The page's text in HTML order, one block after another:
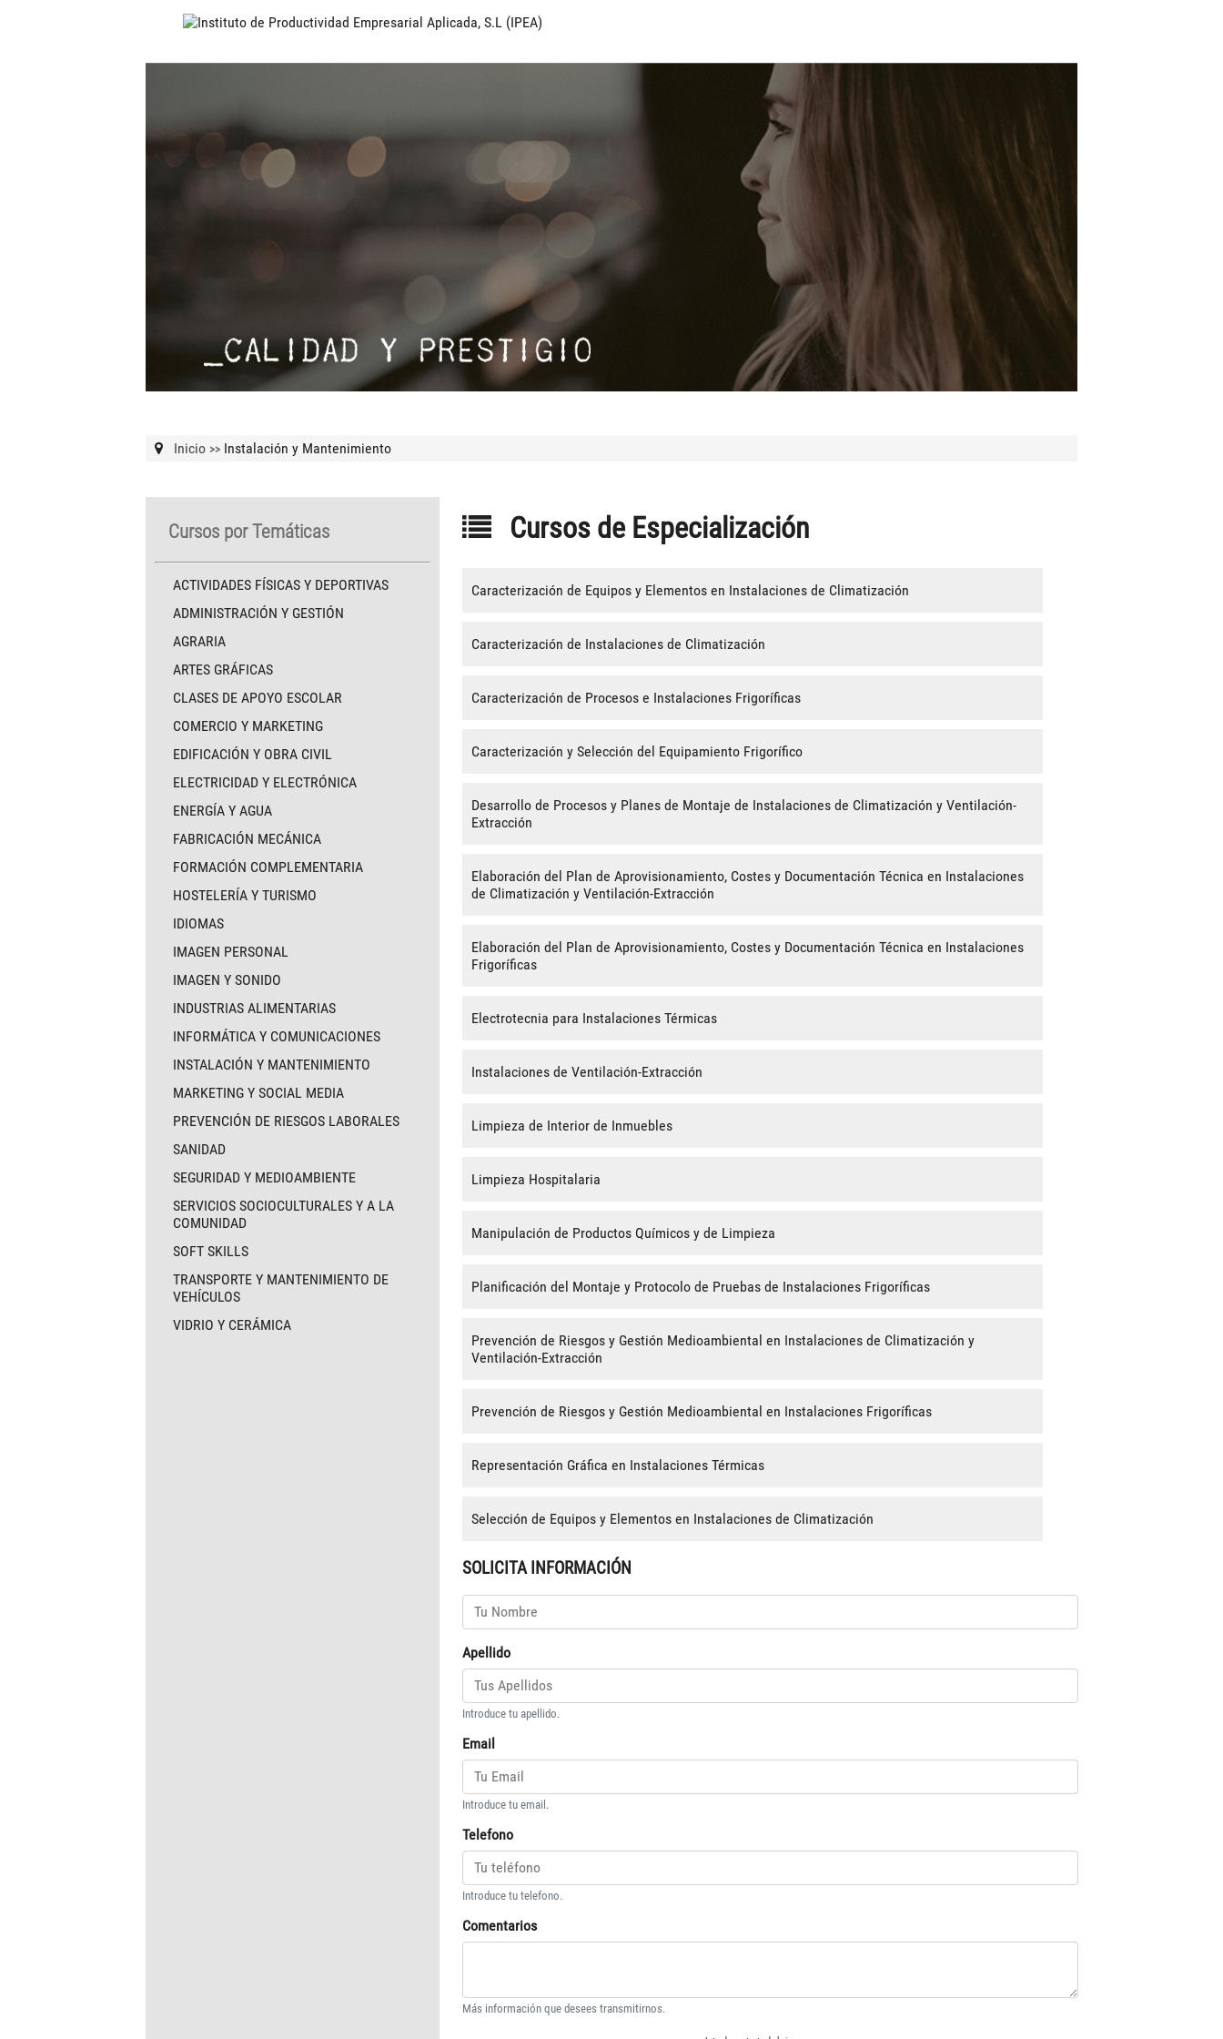
Inicio >> Instalación y Mantenimiento
Cursos por Temáticas
ACTIVIDADES FÍSICAS Y DEPORTIVAS
ADMINISTRACIÓN Y GESTIÓN
AGRARIA
ARTES GRÁFICAS
CLASES DE APOYO ESCOLAR
COMERCIO Y MARKETING
EDIFICACIÓN Y OBRA CIVIL
ELECTRICIDAD Y ELECTRÓNICA
ENERGÍA Y AGUA
FABRICACIÓN MECÁNICA
FORMACIÓN COMPLEMENTARIA
HOSTELERÍA Y TURISMO
IDIOMAS
IMAGEN PERSONAL
IMAGEN Y SONIDO
INDUSTRIAS ALIMENTARIAS
INFORMÁTICA Y COMUNICACIONES
INSTALACIÓN Y MANTENIMIENTO
MARKETING Y SOCIAL MEDIA
PREVENCIÓN DE RIESGOS LABORALES
SANIDAD
SEGURIDAD Y MEDIOAMBIENTE
SERVICIOS SOCIOCULTURALES Y A LA
COMUNIDAD
SOFT SKILLS
TRANSPORTE Y MANTENIMIENTO DE
VEHÍCULOS
VIDRIO Y CERÁMICA
Cursos de Especialización
Caracterización de Equipos y Elementos en Instalaciones de Climatización
Caracterización de Instalaciones de Climatización
Caracterización de Procesos e Instalaciones Frigoríficas
Caracterización y Selección del Equipamiento Frigorífico
Desarrollo de Procesos y Planes de Montaje de Instalaciones de Climatización y Ventilación-
Extracción
Elaboración del Plan de Aprovisionamiento, Costes y Documentación Técnica en Instalaciones
de Climatización y Ventilación-Extracción
Elaboración del Plan de Aprovisionamiento, Costes y Documentación Técnica en Instalaciones
Frigoríficas
Electrotecnia para Instalaciones Térmicas
Instalaciones de Ventilación-Extracción
Limpieza de Interior de Inmuebles
Limpieza Hospitalaria
Manipulación de Productos Químicos y de Limpieza
Planificación del Montaje y Protocolo de Pruebas de Instalaciones Frigoríficas
Prevención de Riesgos y Gestión Medioambiental en Instalaciones de Climatización y
Ventilación-Extracción
Prevención de Riesgos y Gestión Medioambiental en Instalaciones Frigoríficas
Representación Gráfica en Instalaciones Térmicas
Selección de Equipos y Elementos en Instalaciones de Climatización
SOLICITA INFORMACIÓN
Apellido
Introduce tu apellido.
Email
Introduce tu email.
Telefono
Introduce tu telefono.
Comentarios
Más información que desees transmitirnos.